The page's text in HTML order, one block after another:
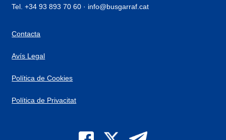
Tel. +34 93 893 70 60 · info@busgarraf.cat
Contacta
Avís Legal
Política de Cookies
Política de Privacitat